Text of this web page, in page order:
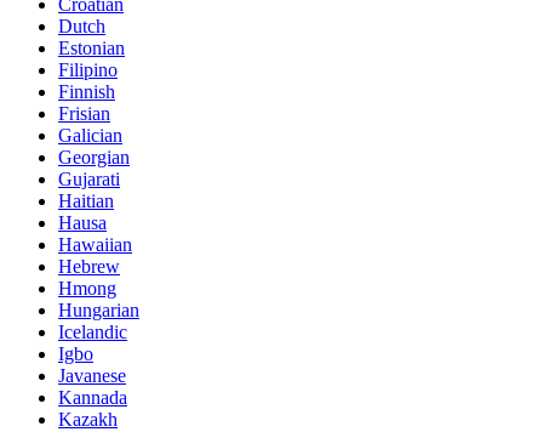
Dutch
Estonian
Filipino
Finnish
Frisian
Galician
Georgian
Gujarati
Haitian
Hausa
Hawaiian
Hebrew
Hmong
Hungarian
Icelandic
Igbo
Javanese
Kannada
Kazakh